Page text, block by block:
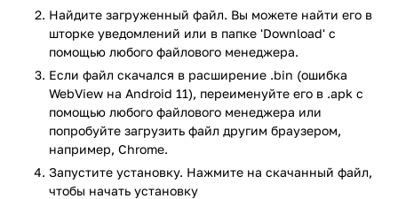
Private Browser + VPN – хороший выбор для базовой
защиты приватности в сети. Приложение подойдет тем,
кому нужно быстро и без лишних настроек скрыть свою
интернет-активность. Хотя функционал VPN ограничен,
его хватает для обхода простых блокировок. Для
серьезной анонимности потребуются более
специализированные решения, но для повседневного
использования этот браузер справляется со своей
задачей.
Найдите загруженный файл. Вы можете найти его в
шторке уведомлений или в папке 'Download' с
помощью любого файлового менеджера.
Если файл скачался в расширение .bin (ошибка
WebView на Android 11), переименуйте его в .apk с
помощью любого файлового менеджера или
попробуйте загрузить файл другим браузером,
например, Chrome.
Запустите установку. Нажмите на скачанный файл,
чтобы начать установку